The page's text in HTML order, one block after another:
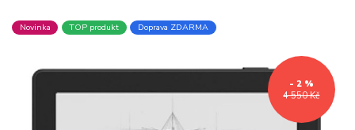
Novinka TOP produkt Doprava ZDARMA
4 550 Kč
- 2 %